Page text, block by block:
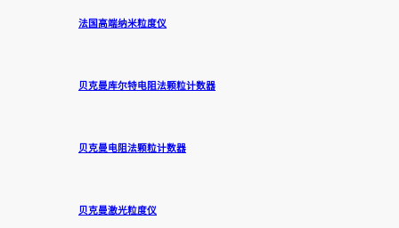
法国高端纳米粒度仪
贝克曼库尔特电阻法颗粒计数器
贝克曼电阻法颗粒计数器
贝克曼激光粒度仪